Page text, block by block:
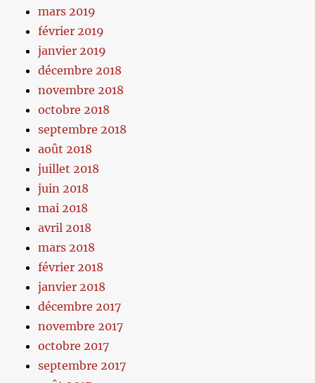
mars 2019
février 2019
janvier 2019
décembre 2018
novembre 2018
octobre 2018
septembre 2018
août 2018
juillet 2018
juin 2018
mai 2018
avril 2018
mars 2018
février 2018
janvier 2018
décembre 2017
novembre 2017
octobre 2017
septembre 2017